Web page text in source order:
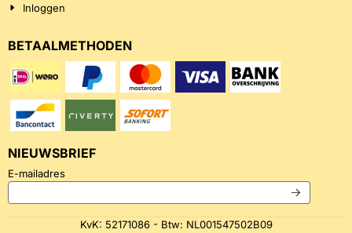
Inloggen
BETAALMETHODEN
NIEUWSBRIEF
E-mailadresVul je e-mailadres in voor de nieuwsbrief
KvK: 52171086 - Btw: NL001547502B09